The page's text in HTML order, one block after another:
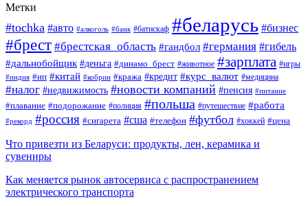
Метки
#tochka #авто #алкоголь #банк #батискаф #беларусь #бизнес
#брест #брестская_область #гандбол #германия #гибель
#дальнобойщик #деньга #динамо_брест #животное #зарплата #игры
#индия #ип #китай #кобрин #кража #кредит #курс_валют #медицина
#налог #недвижимость #новости компаний #пенсия #питание
#плавание #подорожание #полиция #польша #путешествие #работа
#рекорд #россия #сигарета #сша #телефон #футбол #хоккей #цена
Что привезти из Беларуси: продукты, лен, керамика и
сувениры
Как меняется рынок автосервиса с распространением
электрического транспорта